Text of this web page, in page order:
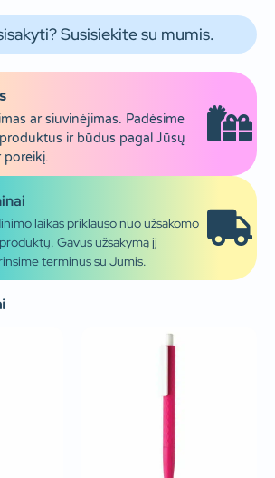
Susisiekite su mumis.
ar siuvinėjimas. Padėsime
ir būdus pagal Jūsų
poreikį.
laikas priklauso nuo užsakomo
Gavus užsakymą jį
terminus su Jumis.